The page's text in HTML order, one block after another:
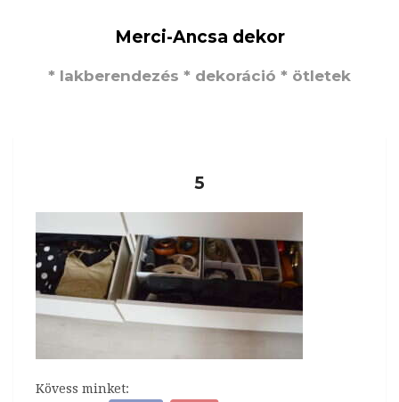
Merci-Ancsa dekor
* lakberendezés * dekoráció * ötletek
5
Kövess minket: